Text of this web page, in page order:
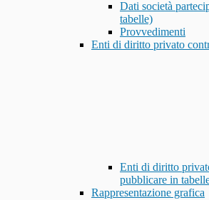
Dati società
tabelle)
Provvedimenti
Enti di diritto privato
Enti di diritto
pubblicare in
Rappresentazione grafica